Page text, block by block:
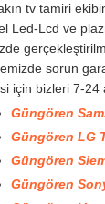
tv tamiri
Led-Lcd ve
sorun
için bizleri 7-24
Güngören
Güngören LG
Güngören
Güngören